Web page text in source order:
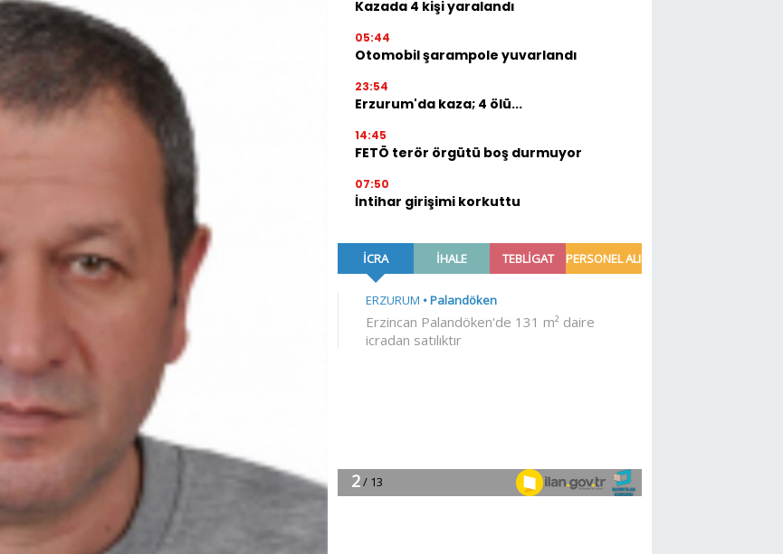
Kazada 4 kişi yaralandı
05:44
Otomobil şarampole yuvarlandı
23:54
Erzurum'da kaza; 4 ölü...
14:45
FETÖ terör örgütü boş durmuyor
07:50
İntihar girişimi korkuttu